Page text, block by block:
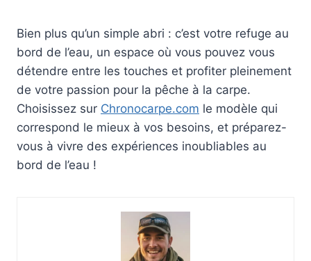
Bien plus qu’un simple abri : c’est votre refuge au
bord de l’eau, un espace où vous pouvez vous
détendre entre les touches et profiter pleinement
de votre passion pour la pêche à la carpe.
Choisissez sur Chronocarpe.com le modèle qui
correspond le mieux à vos besoins, et préparez-
vous à vivre des expériences inoubliables au
bord de l’eau !